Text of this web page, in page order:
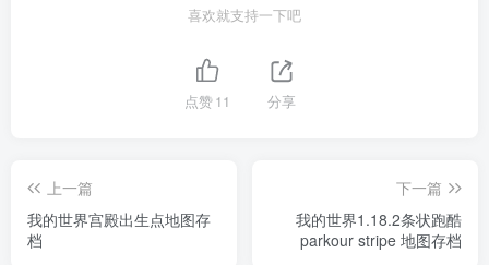
喜欢就支持一下吧
点赞11 分享
上一篇
我的世界宫殿出生点地图存
档
下一篇
我的世界1.18.2条状跑酷
parkour stripe 地图存档